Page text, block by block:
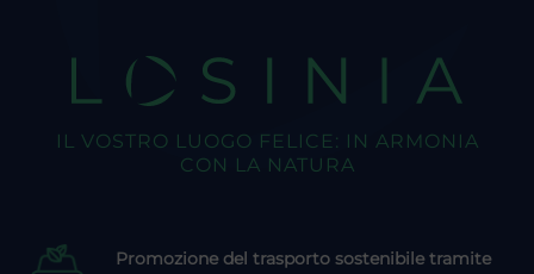
LOSINIA
IL VOSTRO LUOGO FELICE: IN ARMONIA
CON LA NATURA
Promozione del trasporto sostenibile tramite